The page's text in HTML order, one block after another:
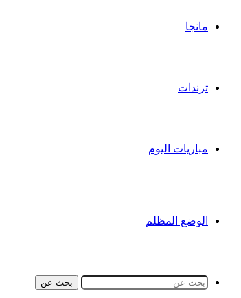
مانجا
ترندات
مباريات اليوم
الوضع المظلم
بحث عن